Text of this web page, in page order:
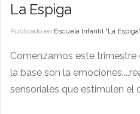
La Espiga
Publicado en Escuela Infantil "La Espiga"
Comenzamos este
la base son la
sensoriales que estimulen el